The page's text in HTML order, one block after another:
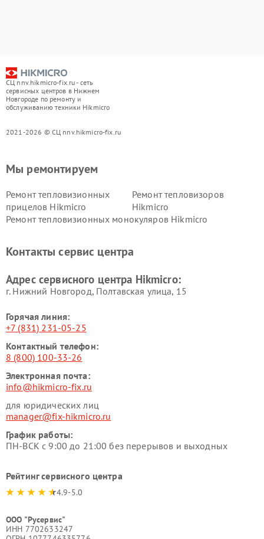
СЦ nnv.hikmicro-fix.ru - сеть
сервисных центров в Нижнем
Новгороде по ремонту и
обслуживанию техники Hikmicro
2021-2026 © СЦ nnv.hikmicro-fix.ru
Мы ремонтируем
Ремонт тепловизионных
прицелов Hikmicro
Ремонт тепловизоров
Hikmicro
Ремонт тепловизионных монокуляров Hikmicro
Контакты сервис центра
Адрес сервисного центра Hikmicro:
г. Нижний Новгород, Полтавская улица, 15
Горячая линия:
+7 (831) 231-05-25
Контактный телефон:
8 (800) 100-33-26
Электронная почта:
info@hikmicro-fix.ru
для юридических лиц
manager@fix-hikmicro.ru
График работы:
ПН-ВСК с 9:00 до 21:00 без перерывов и выходных
Рейтинг сервисного центра
4.9-5.0
ООО "Русервис"
ИНН 7702633247